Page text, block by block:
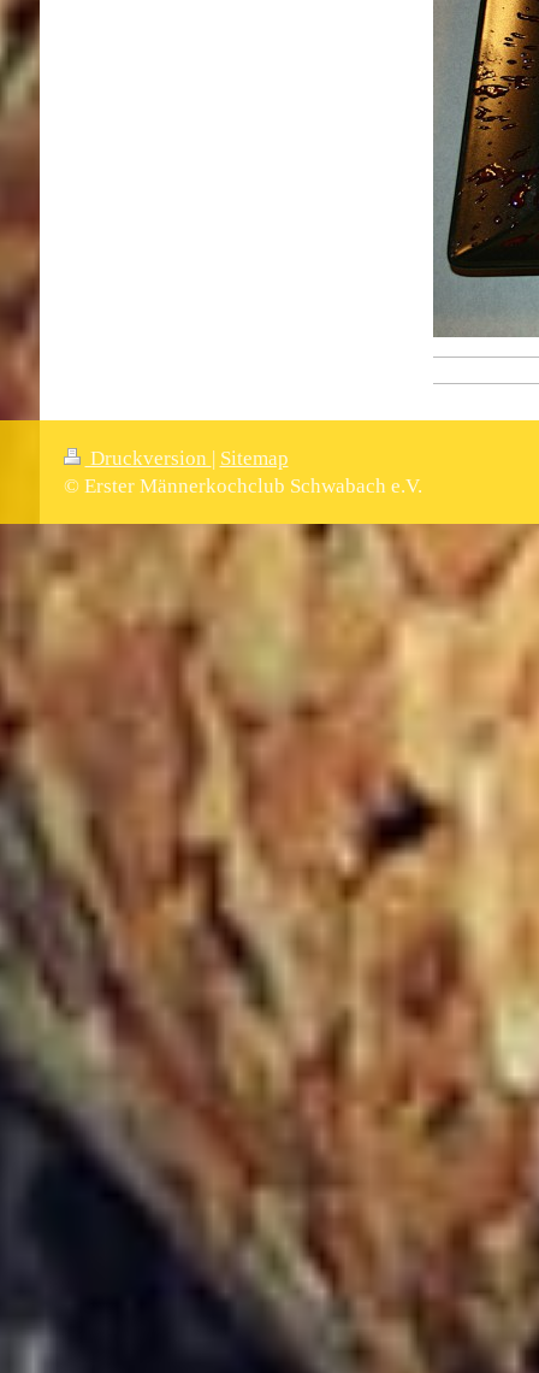
Druckversion | Sitemap
© Erster Männerkochclub Schwabach e.V.